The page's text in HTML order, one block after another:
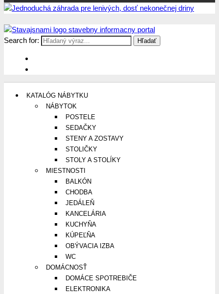
Stavajsnami.sk
Stavebníctvo, stavby, byty, domy a všetko o nich
Search for:
KATALÓG NÁBYTKU
NÁBYTOK
POSTELE
SEDAČKY
STENY A ZOSTAVY
STOLIČKY
STOLY A STOLÍKY
MIESTNOSTI
BALKÓN
CHODBA
JEDÁLEŇ
KANCELÁRIA
KUCHYŇA
KÚPEĽŇA
OBÝVACIA IZBA
WC
DOMÁCNOSŤ
DOMÁCE SPOTREBIČE
ELEKTRONIKA